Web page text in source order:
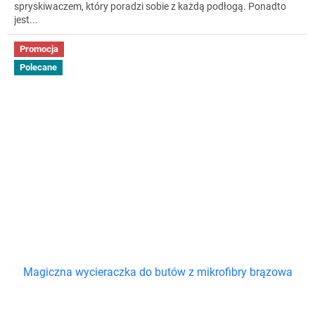
spryskiwaczem, który poradzi sobie z każdą podłogą. Ponadto
jest...
Promocja
Polecane
Magiczna wycieraczka do butów z mikrofibry brązowa